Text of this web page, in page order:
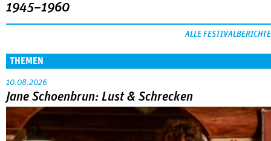
1945–1960
ALLE FESTIVALBERICHTE
THEMEN
10.08.2026
Jane Schoenbrun: Lust & Schrecken